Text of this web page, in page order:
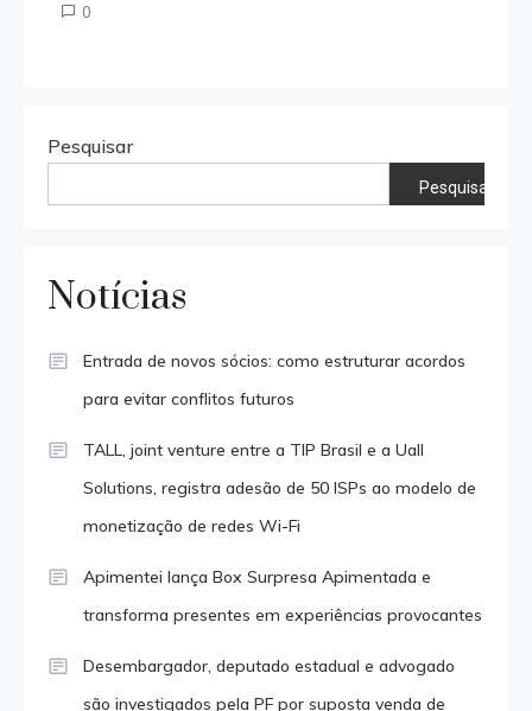
0
Pesquisar
Pesquisar
Notícias
Entrada de novos sócios: como estruturar acordos
para evitar conflitos futuros
TALL, joint venture entre a TIP Brasil e a Uall
Solutions, registra adesão de 50 ISPs ao modelo de
monetização de redes Wi-Fi
Apimentei lança Box Surpresa Apimentada e
transforma presentes em experiências provocantes
Desembargador, deputado estadual e advogado
são investigados pela PF por suposta venda de